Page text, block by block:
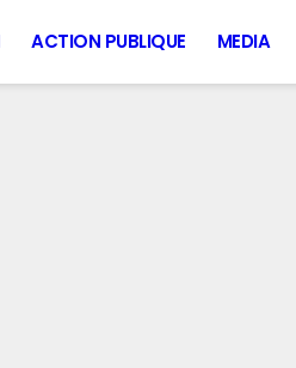
ACTION PUBLIQUE MEDIA